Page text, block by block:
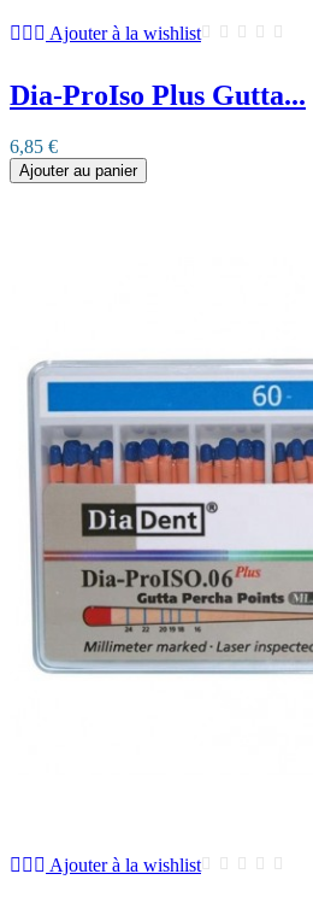
Ajouter à la wishlist
Dia-ProIso Plus Gutta...
6,85 €
Ajouter au panier
Ajouter à la wishlist